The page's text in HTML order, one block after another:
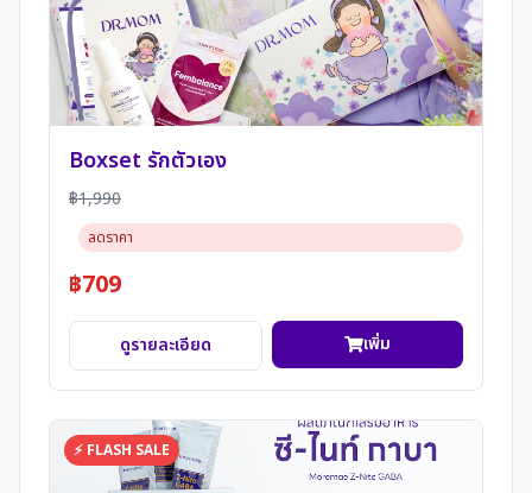
Boxset รักตัวเอง
฿1,990
ลดราคา
฿709
ดูรายละเอียด เพิ่ม
⚡ FLASH SALE